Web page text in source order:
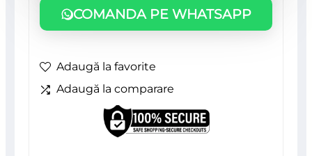
COMANDA PE WHATSAPP
"Triple
Stripes",
125
x
Adaugă la favorite
Adaugă la comparare